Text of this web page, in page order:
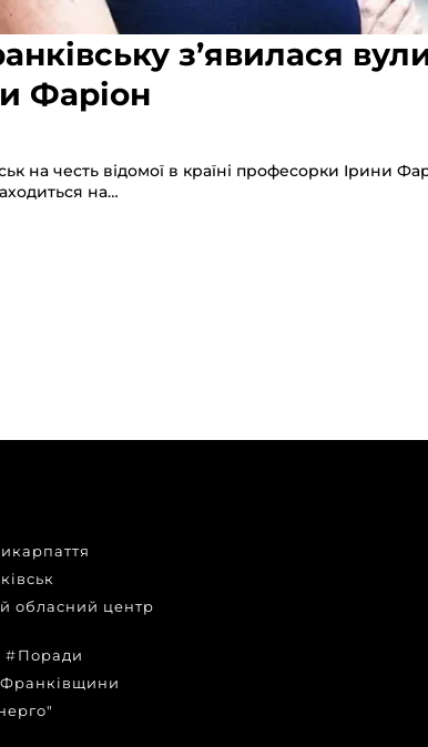
з’явилася
Фаріон
на честь відомої в країні професорки Ірини
на…
обласний центр
Поради
Франківщини